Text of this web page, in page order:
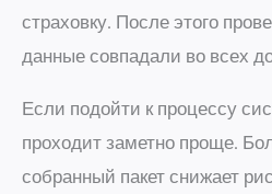
страховку. После этого
данные совпадали во всех
Если подойти к процессу
проходит заметно проще.
собранный пакет снижает